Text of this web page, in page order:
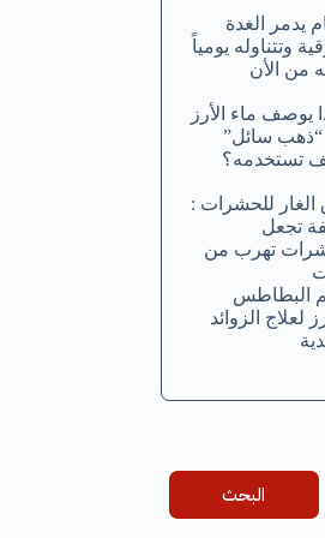
يدمر الغدة
وتتناوله يومياً
من الأن
يوصف ماء الأرز
“ذهب سائل”
تستخدمه؟
الغار للحشرات :
تجعل
تهرب من
البطاطس
لعلاج الزوائد
البحث